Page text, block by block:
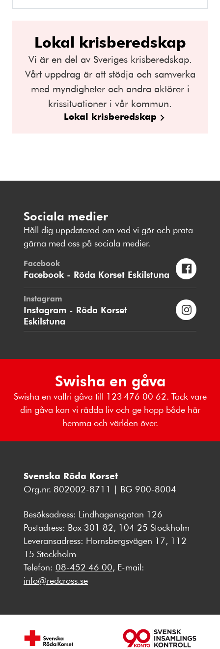
Lokal krisberedskap
Vi är en del av Sveriges krisberedskap.
Vårt uppdrag är att stödja och samverka
med myndigheter och andra aktörer i
krissituationer i vår kommun.
Lokal krisberedskap
Sociala medier
Håll dig uppdaterad om vad vi gör och prata
gärna med oss på sociala medier.
Facebook
Facebook - Röda Korset Eskilstuna
Instagram
Instagram - Röda Korset
Eskilstuna
Swisha en gåva
Swisha en valfri gåva till 123 476 00 62. Tack vare
din gåva kan vi rädda liv och ge hopp både här
hemma och världen över.
Svenska Röda Korset
Org.nr. 802002-8711 | BG 900-8004
Besöksadress: Lindhagensgatan 126
Postadress: Box 301 82, 104 25 Stockholm
Leveransadress: Hornsbergsvägen 17, 112
15 Stockholm
Telefon: 08-452 46 00, E-mail:
info@redcross.se